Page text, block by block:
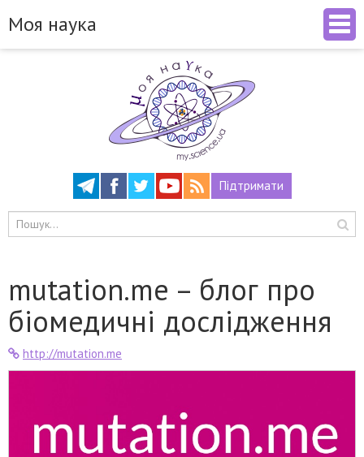
Підтримати
Моя наука
mutation.me – блог про
біомедичні дослідження
http://mutation.me